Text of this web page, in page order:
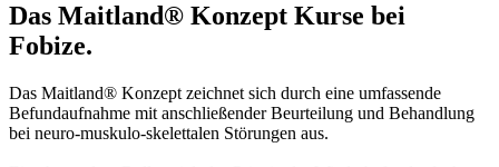
Das Maitland® Konzept Kurse bei
Fobize.
Das Maitland® Konzept zeichnet sich durch eine umfassende
Befundaufnahme mit anschließender Beurteilung und Behandlung
bei neuro-muskulo-skelettalen Störungen aus.